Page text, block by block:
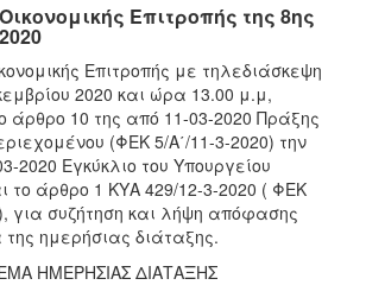
Επιτροπής της 8ης
Επιτροπής με τηλεδιάσκεψη
2020 και ώρα 13.00 μ.μ,
10 της από 11-03-2020 Πράξης
(ΦΕΚ 5/Α΄/11-3-2020) την
2020 Εγκύκλιο του Υπουργείου
το άρθρο 1 ΚΥΑ 429/12-3-2020 ( ΦΕΚ
για συζήτηση και λήψη απόφασης
ημερήσιας διάταξης.
ΗΜΕΡΗΣΙΑΣ ΔΙΑΤΑΞΗΣ